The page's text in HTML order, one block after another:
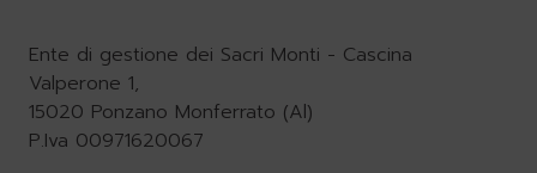
Ente di gestione dei Sacri Monti - Cascina
Valperone 1,
15020 Ponzano Monferrato (Al)
P.Iva 00971620067